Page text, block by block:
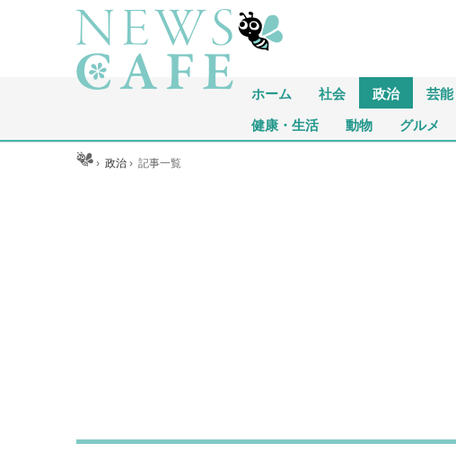
ホーム 社会 政治 芸能
健康・生活 動物 グルメ
ホーム ›政治 ›記事一覧